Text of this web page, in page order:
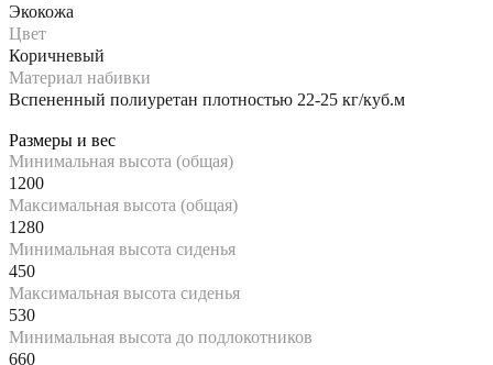
Экокожа
Цвет
Коричневый
Материал набивки
Вспененный полиуретан плотностью 22-25 кг/куб.м
Размеры и вес
Минимальная высота (общая)
1200
Максимальная высота (общая)
1280
Минимальная высота сиденья
450
Максимальная высота сиденья
530
Минимальная высота до подлокотников
660